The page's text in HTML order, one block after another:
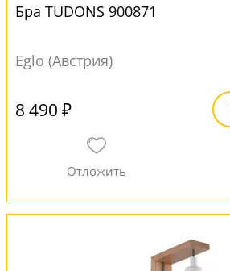
Бра TUDONS 900871
Eglo (Австрия)
8 490 ₽